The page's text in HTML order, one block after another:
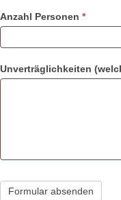
Anzahl Personen *
Unverträglichkeiten
Formular absenden